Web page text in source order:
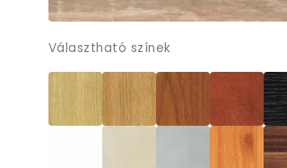
Választható színek